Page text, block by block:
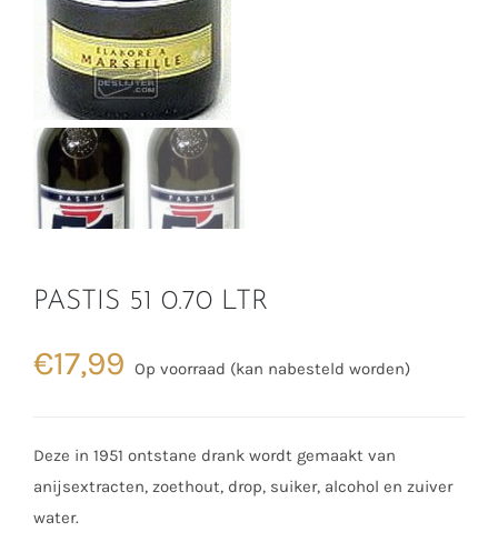
PASTIS 51 0.70 LTR
€17,99 Op voorraad (kan nabesteld worden)
Deze in 1951 ontstane drank wordt gemaakt van
anijsextracten, zoethout, drop, suiker, alcohol en zuiver
water.